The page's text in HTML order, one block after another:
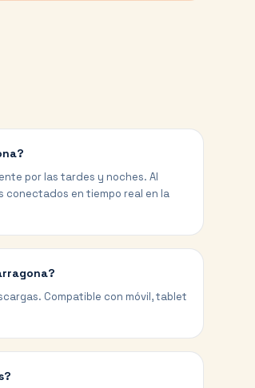
por las tardes y noches. Al
conectados en tiempo real en la
Compatible con móvil, tablet